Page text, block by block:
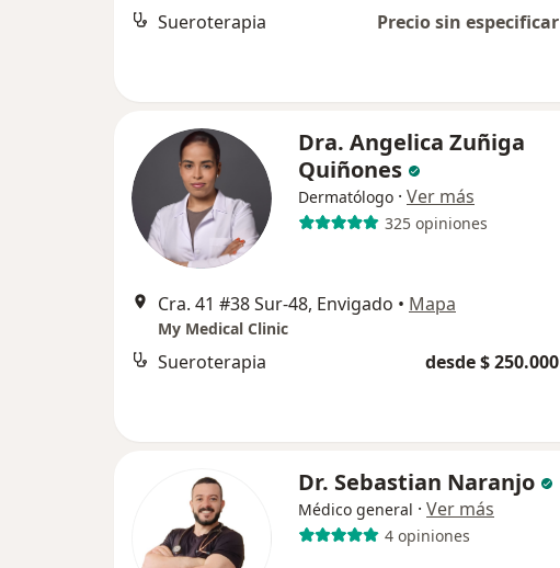
Sueroterapia Precio sin especificar
Dra. Angelica Zuñiga
Quiñones
Dermatólogo · Ver más
325 opiniones
Cra. 41 #38 Sur-48, Envigado • Mapa
My Medical Clinic
Sueroterapia desde $ 250.000
Dr. Sebastian Naranjo
Médico general · Ver más
4 opiniones